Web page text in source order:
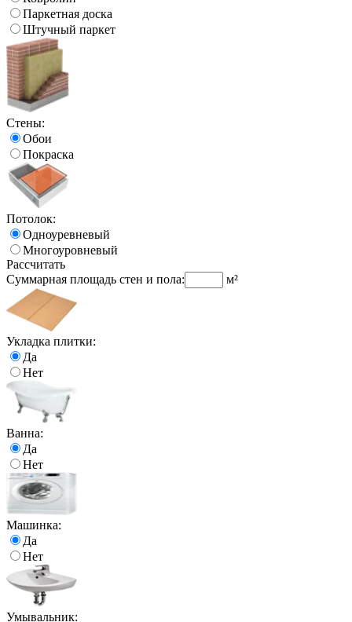
Паркетная доска
Штучный паркет
Стены:
Обои
Покраска
Потолок:
Одноуревневый
Многоуровневый
Рассчитать
Суммарная площадь стен и пола:
м²
Укладка плитки:
Да
Нет
Ванна:
Да
Нет
Машинка:
Да
Нет
Умывальник: